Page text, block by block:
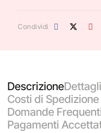
Condividi
Descrizione
Costi di Spedizione
Domande
Pagamenti